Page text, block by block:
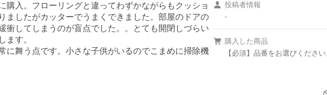
入。フローリングと違ってわずかながらもクッショ
ましたがカッターでうまくできました。部屋のドアの
衝してしまうのが盲点でした。。とても開閉しづらい
ます。
舞う点です。小さな子供がいるのでこまめに掃除機
投稿者情報
-
購入した商品
【必須】品番をお選びくださ